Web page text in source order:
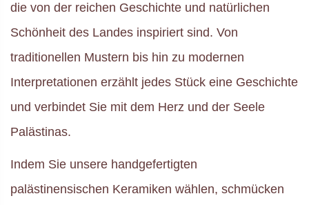
die von der reichen Geschichte und natürlichen
Schönheit des Landes inspiriert sind. Von
traditionellen Mustern bis hin zu modernen
Interpretationen erzählt jedes Stück eine Geschichte
und verbindet Sie mit dem Herz und der Seele
Palästinas.
Indem Sie unsere handgefertigten
palästinensischen Keramiken wählen, schmücken